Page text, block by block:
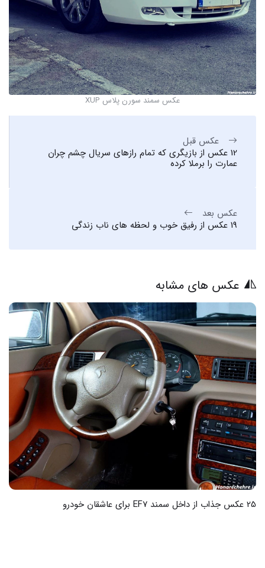
عکس سمند سورن پلاس XUP
عکس قبل
12 عکس از بازیگری که تمام رازهای سریال چشم چران
عمارت را برملا کرده
عکس بعد
19 عکس از رفیق خوب و لحظه های ناب زندگی
عکس های مشابه
20 عکس از زیبایی‌های سمند ال ایکس در دل طبیعت